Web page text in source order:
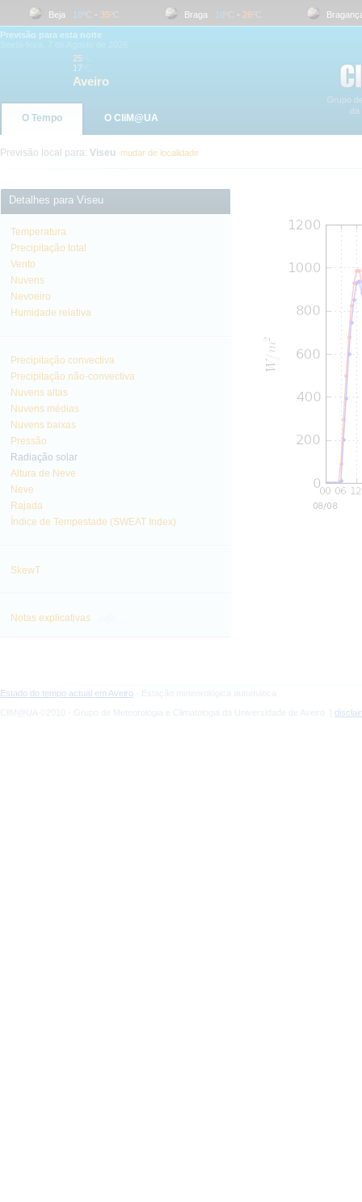
Beja 18 ºC- 35 ºC Braga 18 ºC- 26 ºC Bragança
Previsão para esta noite
25
17
Aveiro
O Tempo O CliM@UA
Previsão local para: Viseu mudar de localidade
Detalhes para Viseu
Temperatura
Precipitação total
Vento
Nuvens
Nevoeiro
Humidade relativa
Precipitação convectiva
Precipitação não-convectiva
Nuvens altas
Nuvens médias
Nuvens baixas
Pressão
Radiação solar
Altura de Neve
Neve
Rajada
Índice de Tempestade (SWEAT Index)
SkewT
Notas explicativas
Estado do tempo actual em Aveiro - Estação meteorológica automática
CliM@UA ©2010 - Grupo de Meteorologia e Climatologia da Universidade de Aveiro |